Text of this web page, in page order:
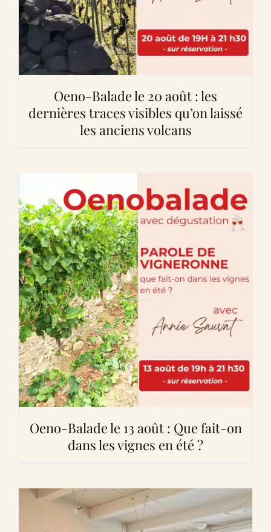
Oeno-Balade le 20 août : les
dernières traces visibles qu’on laissé
les anciens volcans
Oeno-Balade le 13 août : Que fait-on
dans les vignes en été ?